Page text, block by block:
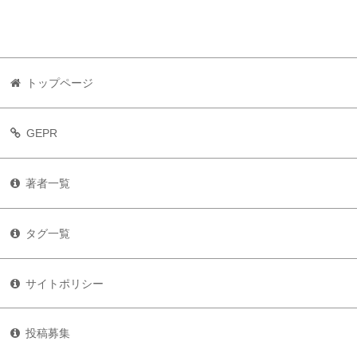
トップページ
GEPR
著者一覧
タグ一覧
サイトポリシー
投稿募集